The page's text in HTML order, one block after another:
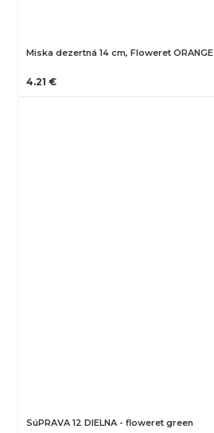
Miska dezertná 14 cm, Floweret ORANGE
4.21 €
SúPRAVA 12 DIELNA - floweret green